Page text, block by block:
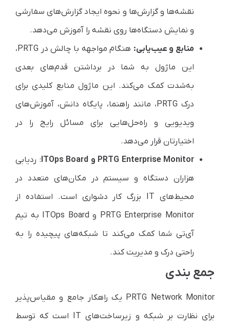
نقشه‌ها و گزارش‌ها و نحوه ایجاد گزارش‌های سفارشی
و نمایش دستگاه‌ها روی نقشه را آموزش می‌دهد.
منابع و عیب‌یابی:
هنگام مواجهه با چالش‌ در PRTG،
این ماژول به شما در برداشتن قدم‌های بعدی
به‌شدت کمک می‌کند. این ماژول منابع کلیدی برای
درک PRTG، مانند راهنما، پایگاه دانش، آموزش‌های
ویدیویی و راه‌حل‌هایی برای مسائل رایج را در
اختیارتان قرار می‌دهد.
PRTG Enterprise Monitor و ITOps Board
: ردیابی
هزاران دستگاه و سیستم در مکان‌های متعدد در
محیط‌های IT بزرگ کار دشواری است. استفاده از
PRTG Enterprise Monitor و ITOps Board به تیم
آی‌تی شما کمک می‌کند تا شبکه‌های پیچیده را به
راحتی درک و مدیریت کند.
جمع بندی
PRTG Network Monitor یک راهکار جامع و مقیاس‌پذیر
برای نظارت بر شبکه و زیرساخت‌های IT است که توسط